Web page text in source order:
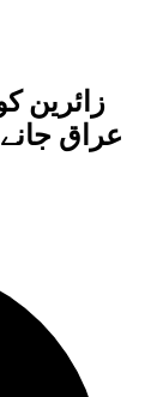
زائرین
عراق